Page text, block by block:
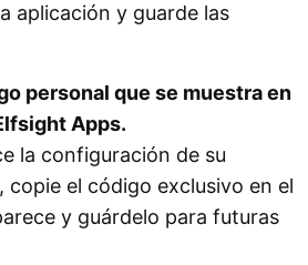
aplicación y guarde las
personal que se muestra en
Apps.
la configuración de su
copie el código exclusivo en el
y guárdelo para futuras